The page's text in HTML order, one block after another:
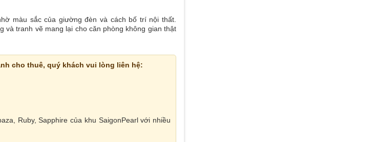
màu sắc của giường đèn và cách bố trí nội thất.
tranh vẽ mang lại cho căn phòng không gian thật
cho thuê, quý khách vui lòng liên hệ:
Ruby, Sapphire của khu SaigonPearl với nhiều